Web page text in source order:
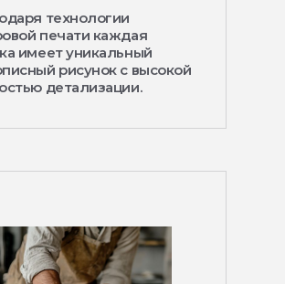
технологии
печати каждая
имеет уникальный
рисунок с высокой
детализации.